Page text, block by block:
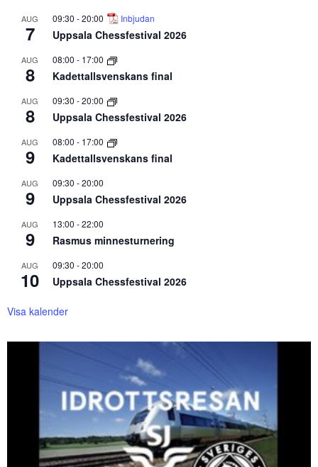
AUG
7
09:30 -20:00 Inbjudan
Uppsala Chessfestival 2026
AUG
8
08:00 - 17:00
Kadettallsvenskans final
AUG
8
09:30 -20:00
Uppsala Chessfestival 2026
AUG
9
08:00 - 17:00
Kadettallsvenskans final
AUG
9
09:30 -20:00
Uppsala Chessfestival 2026
AUG
9
13:00 -22:00
Rasmus minnesturnering
AUG
10
09:30 -20:00
Uppsala Chessfestival 2026
Visa kalender